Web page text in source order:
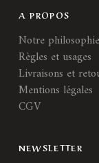
A PROPOS
Notre philosophie
Règles et usages
Livraisons et
Mentions légales
CGV
NEWSLETTER